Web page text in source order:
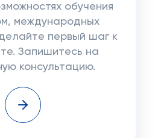
обучения
международных
первый шаг к
Запишитесь на
консультацию.